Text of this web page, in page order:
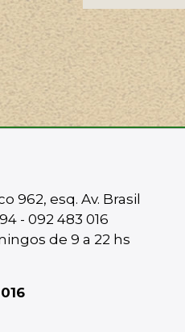
962, esq. Av. Brasil
- 092 483 016
de 9 a 22 hs